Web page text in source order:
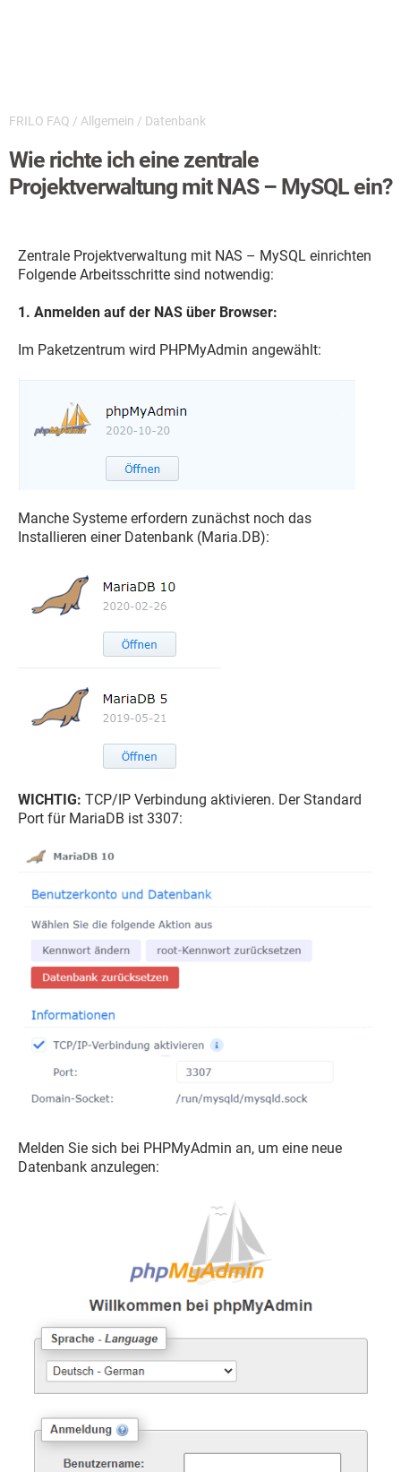
FRILO FAQ / Allgemein / Datenbank
Wie richte ich eine zentrale
Projektverwaltung mit NAS – MySQL ein?
Zentrale Projektverwaltung mit NAS – MySQL einrichten
Folgende Arbeitsschritte sind notwendig:
1. Anmelden auf der NAS über Browser:
Im Paketzentrum wird PHPMyAdmin angewählt:
Manche Systeme erfordern zunächst noch das
Installieren einer Datenbank (Maria.DB):
WICHTIG: TCP/IP Verbindung aktivieren. Der Standard
Port für MariaDB ist 3307:
Melden Sie sich bei PHPMyAdmin an, um eine neue
Datenbank anzulegen: